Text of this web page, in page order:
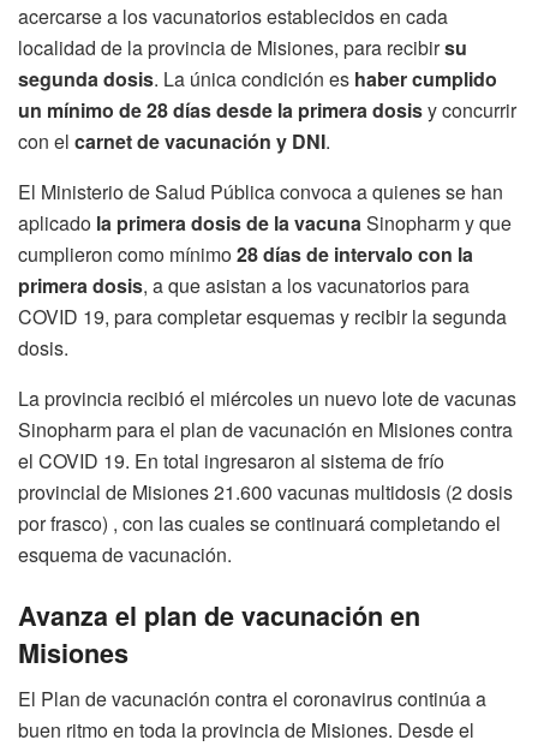
acercarse a los vacunatorios establecidos en cada
localidad de la provincia de Misiones, para recibirsu
segunda dosis. La única condición es haber cumplido
un mínimo de 28 días desde la primera dosisy concurrir
con el carnet de vacunación y DNI.
El Ministerio de Salud Pública convoca a quienes se han
aplicado la primera dosis de la vacunaSinopharm y que
cumplieron como mínimo28 días de intervalo con la
primera dosis, a que asistan a los vacunatorios para
COVID 19, para completar esquemas y recibir la segunda
dosis.
La provincia recibió el miércoles un nuevo lote de vacunas
Sinopharm para el plan de vacunación en Misiones contra
el COVID 19. En total ingresaron al sistema de frío
provincial de Misiones 21.600 vacunas multidosis (2 dosis
por frasco) , con las cuales se continuará completando el
esquema de vacunación.
Avanza el plan de vacunación en
Misiones
El Plan de vacunación contra el coronavirus continúa a
buen ritmo en toda la provincia de Misiones. Desde el